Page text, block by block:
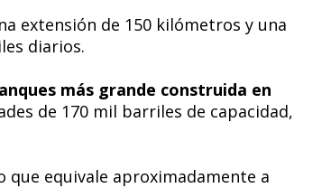
extensión de 150 kilómetros y una
diarios.
más grande construida en
de 170 mil barriles de capacidad,
que equivale aproximadamente a